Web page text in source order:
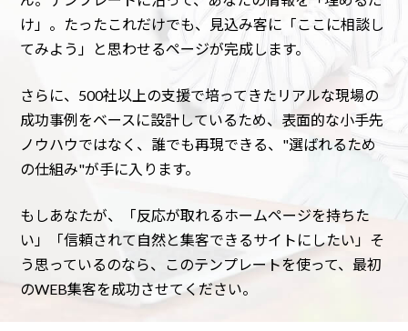
け」。たったこれだけでも、見込み客に「ここに相談し
てみよう」と思わせるページが完成します。
さらに、500社以上の支援で培ってきたリアルな現場の
成功事例をベースに設計しているため、表面的な小手先
ノウハウではなく、誰でも再現できる、"選ばれるため
の仕組み"が手に入ります。
もしあなたが、「反応が取れるホームページを持ちた
い」「信頼されて自然と集客できるサイトにしたい」そ
う思っているのなら、このテンプレートを使って、最初
のWEB集客を成功させてください。